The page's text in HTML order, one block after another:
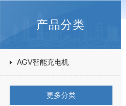
产品分类
AGV智能充电机
更多分类